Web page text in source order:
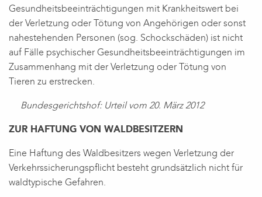
Gesundheitsbeeinträchtigungen mit Krankheitswert bei
der Verletzung oder Tötung von Angehörigen oder sonst
nahestehenden Personen (sog. Schockschäden) ist nicht
auf Fälle psychischer Gesundheitsbeeinträchtigungen im
Zusammenhang mit der Verletzung oder Tötung von
Tieren zu erstrecken.
Bundesgerichtshof: Urteil vom 20. März 2012
ZUR HAFTUNG VON WALDBESITZERN
Eine Haftung des Waldbesitzers wegen Verletzung der
Verkehrssicherungspflicht besteht grundsätzlich nicht für
waldtypische Gefahren.